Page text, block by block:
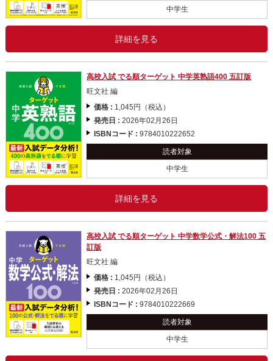
中学生
詳細を見る
高校入試 でる順ターゲット 中学英熟語400 五訂版
旺文社 編
価格 : 1,045円（税込）
発売日 :2026年02月26日
ISBNコード :9784010222652
読者対象
中学生
詳細を見る
高校入試 でる順ターゲット 中学数学公式・解法100 五
訂版
旺文社 編
価格 : 1,045円（税込）
発売日 :2026年02月26日
ISBNコード :9784010222669
読者対象
中学生